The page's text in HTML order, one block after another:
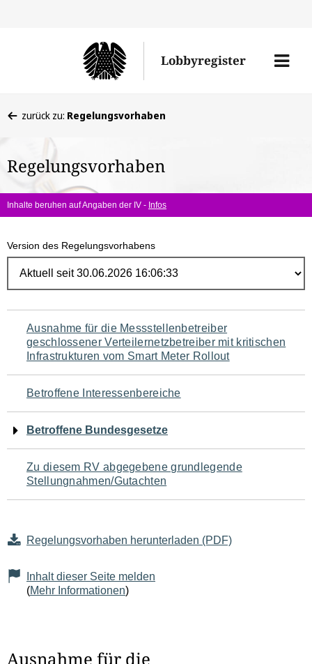
Lobbyregister
Menü
befinden
hier:
zurück zu: Regelungsvorhaben
Regelungsvorhaben
Inhalte beruhen auf Angaben der IV - Infos
Version des Regelungsvorhabens
Navigation
für
den
Seiteninhalt
Ausnahme für die Messstellenbetreiber
geschlossener Verteilernetzbetreiber mit kritischen
Infrastrukturen vom Smart Meter Rollout
Betroffene Interessenbereiche
Betroffene Bundesgesetze
Zu diesem RV abgegebene grundlegende
Stellungnahmen/Gutachten
Regelungsvorhaben herunterladen (PDF)
Inhalt dieser Seite melden
(Mehr Informationen)
Ausnahme für die